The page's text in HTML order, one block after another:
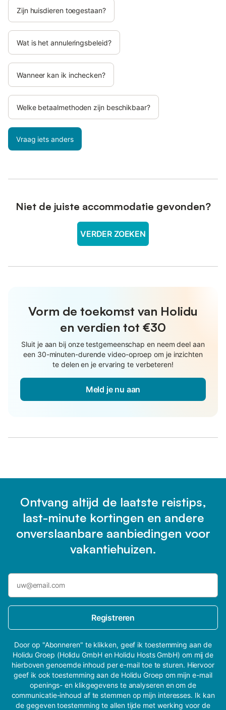
Zijn huisdieren toegestaan?
Wat is het annuleringsbeleid?
Wanneer kan ik inchecken?
Welke betaalmethoden zijn beschikbaar?
Vraag iets anders
Niet de juiste accommodatie gevonden?
VERDER ZOEKEN
Vorm de toekomst van Holidu
en verdien tot €30
Sluit je aan bij onze testgemeenschap en neem deel aan
een 30-minuten-durende video-oproep om je inzichten
te delen en je ervaring te verbeteren!
Meld je nu aan
Ontvang altijd de laatste reistips,
last-minute kortingen en andere
onverslaanbare aanbiedingen voor
vakantiehuizen.
Registreren
Door op "Abonneren" te klikken, geef ik toestemming aan de
Holidu Groep (Holidu GmbH en Holidu Hosts GmbH) om mij de
hierboven genoemde inhoud per e-mail toe te sturen. Hiervoor
geef ik ook toestemming aan de Holidu Groep om mijn e-mail
openings- en klikgegevens te analyseren en om de
communicatie-inhoud af te stemmen op mijn interesses. Ik kan
de gegeven toestemming te allen tijde met werking voor de